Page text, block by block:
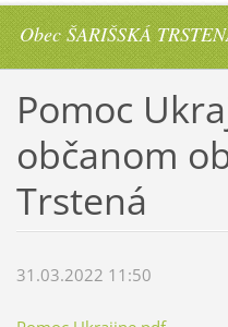
Obec ŠARIŠSKÁ
Pomoc
občanom
Trstená
31.03.2022 11:50